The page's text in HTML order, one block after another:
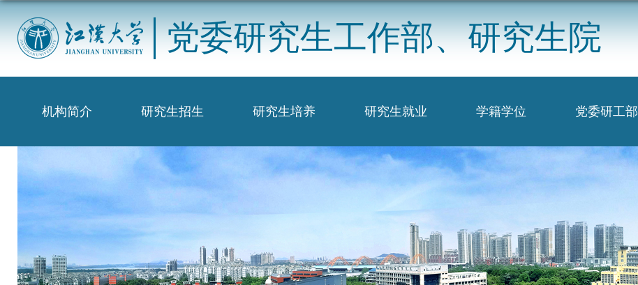
党委研究生工作部、研究生院
机构简介 研究生招生 研究生培养 研究生就业 学籍学位 党委研工部